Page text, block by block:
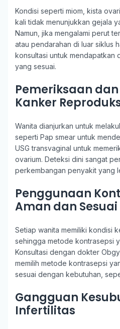
Kondisi seperti miom, kista
kali tidak menunjukkan gejala
Namun, jika mengalami perut
atau pendarahan di luar siklus
konsultasi untuk mendapatkan
yang sesuai.
Pemeriksaan
Kanker
Wanita dianjurkan untuk
seperti Pap smear untuk
USG transvaginal untuk
ovarium. Deteksi dini sangat
perkembangan penyakit yang
Penggunaan
Aman dan Sesuai
Setiap wanita memiliki kondisi
sehingga metode kontrasepsi
Konsultasi dengan dokter
memilih metode kontrasepsi
sesuai dengan kebutuhan,
Gangguan
Infertilitas